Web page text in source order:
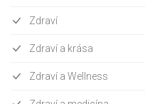
Zdraví
Zdraví a krása
Zdraví a Wellness